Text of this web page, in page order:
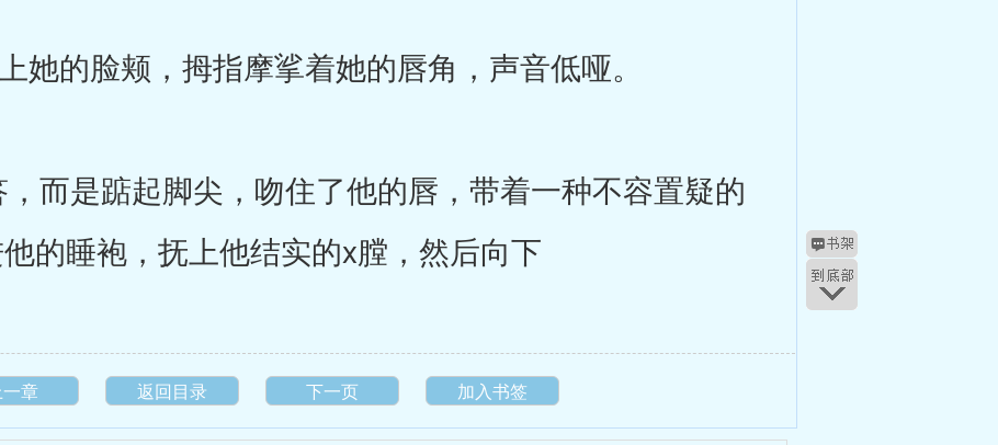
她的脸颊，拇指摩挲着她的唇角，声音低哑。
而是踮起脚尖，吻住了他的唇，带着一种不容置疑的
的睡袍，抚上他结实的x膛，然后向下
章 返回目录 下一页 加入书签